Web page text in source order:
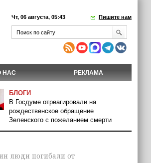
Чт, 06 августа, 05:43 Пишите нам
НАС РЕКЛАМА
БЛОГИ
В Госдуме отреагировали на
рождественское обращение
Зеленского с пожеланием смерти
люди погибали от